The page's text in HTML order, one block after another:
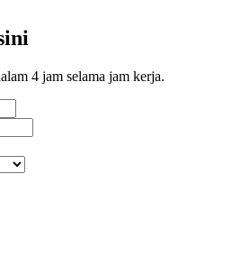
4 jam selama jam kerja.